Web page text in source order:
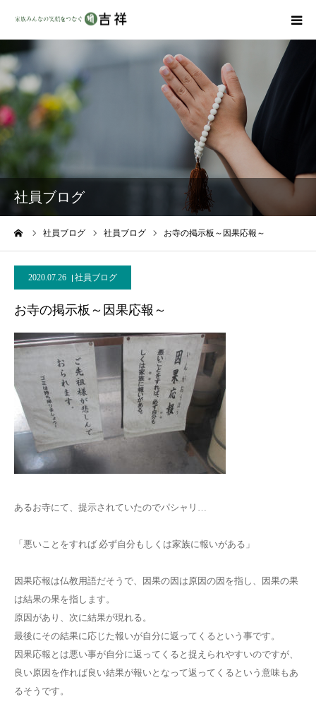
社員ブログ
社員ブログ 社員ブログ お寺の掲示板～因果応報～
2020.07.26 社員ブログ
お寺の掲示板～因果応報～
あるお寺にて、提示されていたのでパシャリ…
「悪いことをすれば 必ず自分もしくは家族に報いがある」
因果応報は仏教用語だそうで、因果の因は原因の因を指し、因果の果
は結果の果を指します。
原因があり、次に結果が現れる。
最後にその結果に応じた報いが自分に返ってくるという事です。
因果応報とは悪い事が自分に返ってくると捉えられやすいのですが、
良い原因を作れば良い結果が報いとなって返ってくるという意味もあ
るそうです。
商品ラインナップ
墓地・霊園を探す
吉祥の特徴